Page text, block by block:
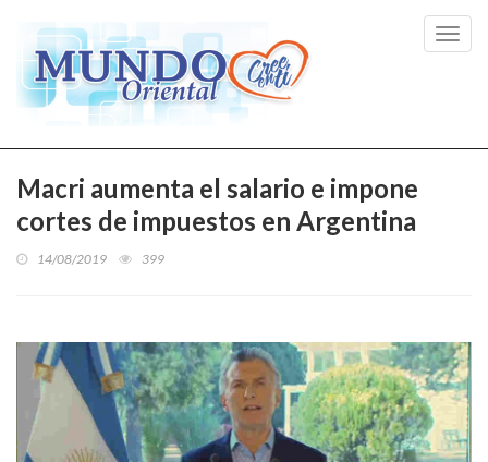
Macri aumenta el salario e impone
cortes de impuestos en Argentina
14/08/2019 399